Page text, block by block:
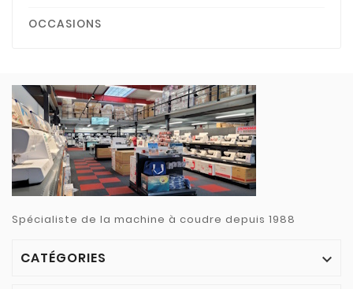
OCCASIONS
Spécialiste de la machine à coudre depuis 1988
CATÉGORIES 